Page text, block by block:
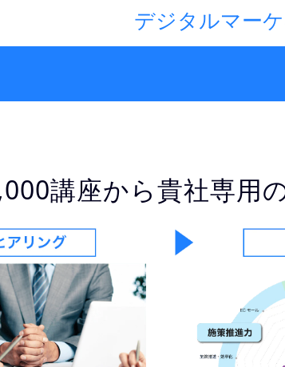
デジタルマー
講座から貴社専用